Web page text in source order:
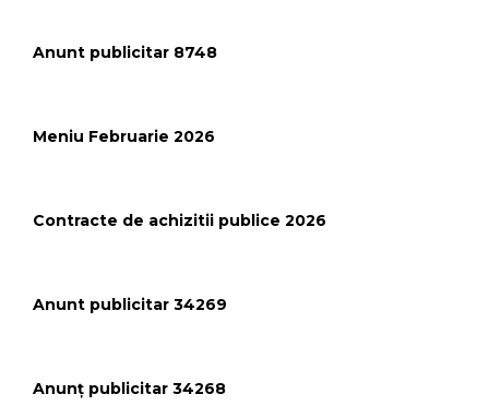
Anunt publicitar 8748
Meniu Februarie 2026
Contracte de achizitii publice 2026
Anunt publicitar 34269
Anunț publicitar 34268